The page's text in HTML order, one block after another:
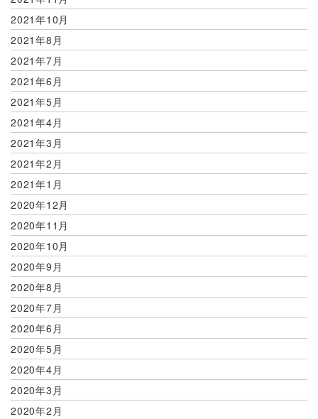
2021年10月
2021年8月
2021年7月
2021年6月
2021年5月
2021年4月
2021年3月
2021年2月
2021年1月
2020年12月
2020年11月
2020年10月
2020年9月
2020年8月
2020年7月
2020年6月
2020年5月
2020年4月
2020年3月
2020年2月